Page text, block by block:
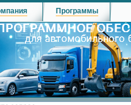
Программы